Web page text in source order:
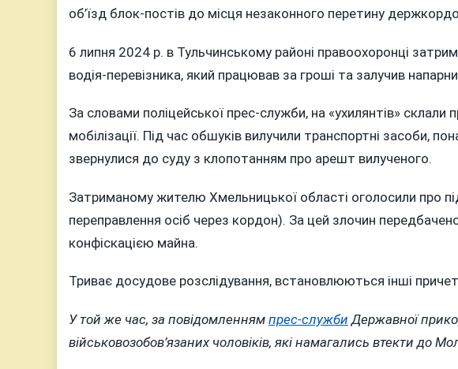
об’їзд блок-постів до місця незаконного перетину
6 липня 2024 р. в Тульчинському районі правоохоронці
водія-перевізника, який працював за гроші та залучив
За словами поліцейської прес-служби, на «ухилянтів»
мобілізації. Під час обшуків вилучили транспортні засоби,
звернулися до суду з клопотанням про арешт вилученого.
Затриманому жителю Хмельницької області оголосили про
переправлення осіб через кордон). За цей злочин
конфіскацією майна.
Триває досудове розслідування, встановлюються інші
У той же час, за повідомленням прес-служби Державної
військовозобов’язаних чоловіків, які намагались втекти до